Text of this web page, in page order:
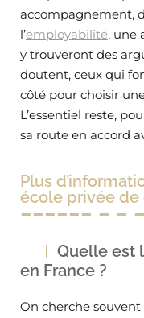
accompagnement,
l’employabilité, une
y trouveront des
doutent, ceux qui
côté pour choisir
L’essentiel reste,
sa route en accord
Plus
école privée de
Quelle est
en France ?
On cherche